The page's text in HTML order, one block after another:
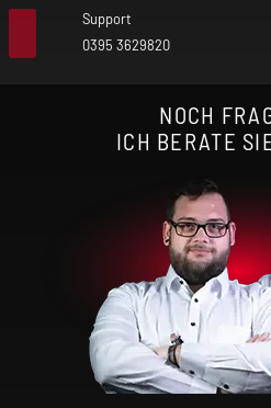
Support
0395 3629820
NOCH
ICH BERATE